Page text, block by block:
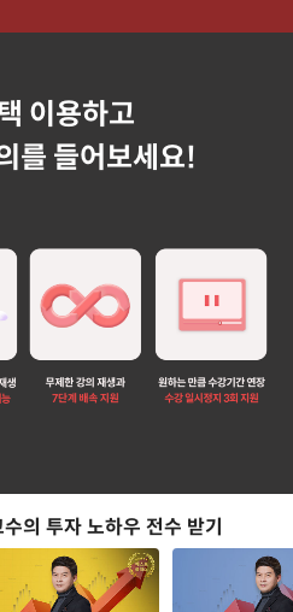
이용하고
를 들어보세요!
의 투자 노하우 전수 받기